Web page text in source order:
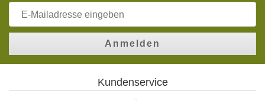
Anmelden
Kundenservice